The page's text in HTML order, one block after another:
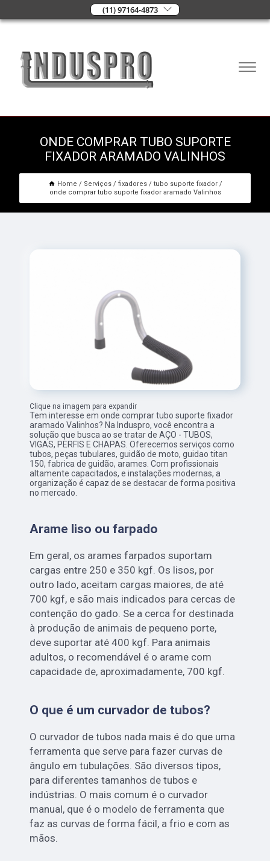
(11) 97164-4873
ONDE COMPRAR TUBO SUPORTE
FIXADOR ARAMADO VALINHOS
Home Serviços fixadores
tubo suporte fixador
onde comprar tubo suporte fixador aramado Valinhos
Clique na imagem para expandir
Tem interesse em onde comprar tubo suporte fixador
aramado Valinhos? Na Induspro, você encontra a
solução que busca ao se tratar de AÇO - TUBOS,
VIGAS, PERFIS E CHAPAS. Oferecemos serviços como
tubos, peças tubulares, guidão de moto, guidao titan
150, fabrica de guidão, arames. Com profissionais
altamente capacitados, e instalações modernas, a
organização é capaz de se destacar de forma positiva
no mercado.
Arame liso ou farpado
Em geral, os arames farpados suportam
cargas entre 250 e 350 kgf. Os lisos, por
outro lado, aceitam cargas maiores, de até
700 kgf, e são mais indicados para cercas de
contenção do gado. Se a cerca for destinada
à produção de animais de pequeno porte,
deve suportar até 400 kgf. Para animais
adultos, o recomendável é o arame com
capacidade de, aproximadamente, 700 kgf.
O que é um curvador de tubos?
O curvador de tubos nada mais é do que uma
ferramenta que serve para fazer curvas de
ângulo em tubulações. São diversos tipos,
para diferentes tamanhos de tubos e
indústrias. O mais comum é o curvador
manual, que é o modelo de ferramenta que
faz as curvas de forma fácil, a frio e com as
mãos.